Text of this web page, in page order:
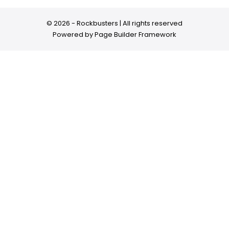
© 2026 - Rockbusters | All rights reserved
Powered byPage Builder Framework